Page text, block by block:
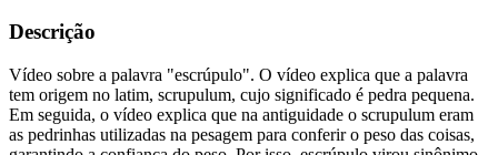
Descrição
Vídeo sobre a palavra "escrúpulo". O vídeo explica que a palavra
tem origem no latim, scrupulum, cujo significado é pedra pequena.
Em seguida, o vídeo explica que na antiguidade o scrupulum eram
as pedrinhas utilizadas na pesagem para conferir o peso das coisas,